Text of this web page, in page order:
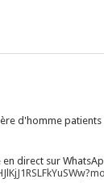
d'homme patients
direct sur